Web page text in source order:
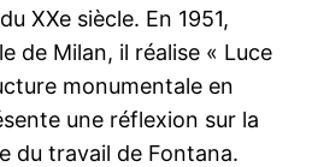
XXe siècle. En 1951,
de Milan, il réalise « Luce
monumentale en
une réflexion sur la
du travail de Fontana.